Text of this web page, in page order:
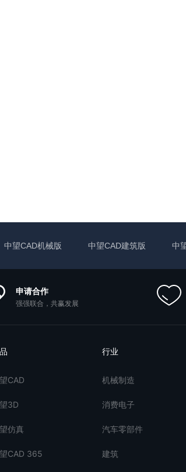
中望CAD机械版 中望CAD建筑版 中
申请合作
强强联合，共赢发展
CAD
3D
仿真
CAD 365
行业
机械制造
消费电子
汽车零部件
建筑